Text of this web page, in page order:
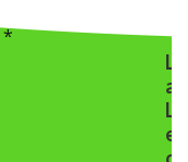
*Vereist
L
a
L
e